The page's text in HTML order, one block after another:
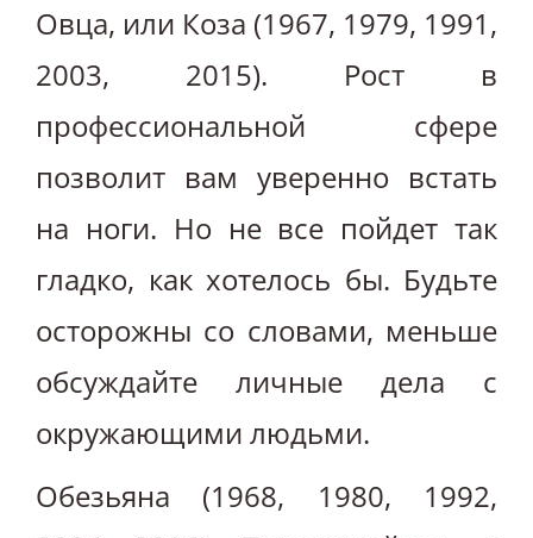
Овца, или Коза (1967, 1979, 1991,
2003, 2015). Рост в
профессиональной сфере
позволит вам уверенно встать
на ноги. Но не все пойдет так
гладко, как хотелось бы. Будьте
осторожны со словами, меньше
обсуждайте личные дела с
окружающими людьми.
Обезьяна (1968, 1980, 1992,